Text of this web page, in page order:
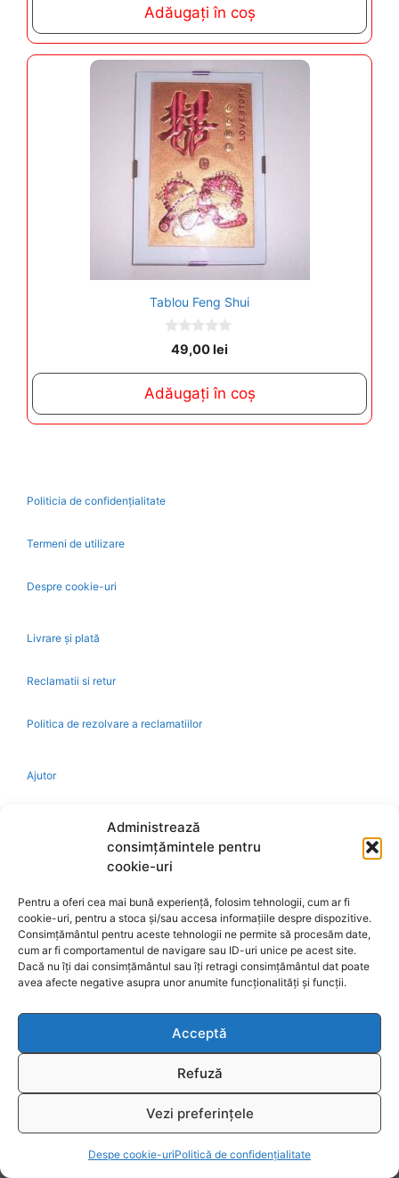
Administrează
consimțămintele pentru
cookie-uri
Pentru a oferi cea mai bună experiență, folosim tehnologii, cum ar fi
cookie-uri, pentru a stoca și/sau accesa informațiile despre dispozitive.
Consimțământul pentru aceste tehnologii ne permite să procesăm date,
cum ar fi comportamentul de navigare sau ID-uri unice pe acest site.
Dacă nu îți dai consimțământul sau îți retragi consimțământul dat poate
avea afecte negative asupra unor anumite funcționalități și funcții.
Acceptă
Refuză
Vezi preferințele
Despe cookie-uriPolitică de confidențialitate
o
Adăugați în coș
Tablou Feng Shui
o
o
5
49,00lei
Adăugați în coș
Politicia de confidențialitate
Termeni de utilizare
Despre cookie-uri
Livrare și plată
Reclamatii si retur
Politica de rezolvare a reclamatiilor
Ajutor
Identificare firma
Retragere din contract
A.N.P.C.
© 2026www.fengshui-market.ro- remedii, cadouri și
produse Feng Shui